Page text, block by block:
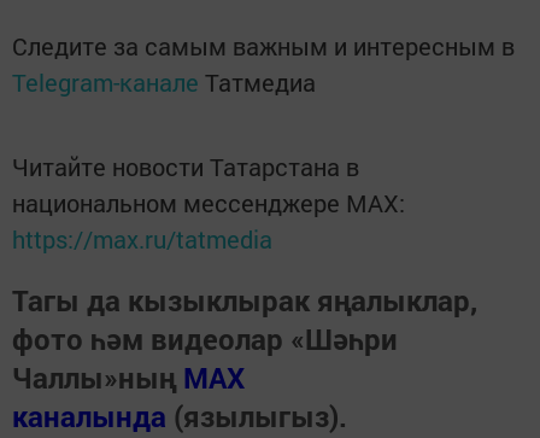
Следите за самым важным и интересным в
Telegram-канале Татмедиа
Читайте новости Татарстана в
национальном мессенджере MАХ:
https://max.ru/tatmedia
Тагы да кызыклырак яңалыклар,
фото һәм видеолар «Шәһри
Чаллы»ның MAX
каналында (язылыгыз).